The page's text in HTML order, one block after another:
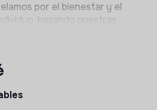
por el bienestar y el
basando nuestras
y la honestidad.
reales dentro de un entorno
de procesos, las operaciones